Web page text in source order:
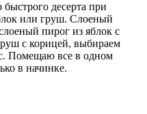
десерта при
или груш. Слоеный
пирог из яблок с
с корицей, выбираем
Помещаю все в одном
в начинке.